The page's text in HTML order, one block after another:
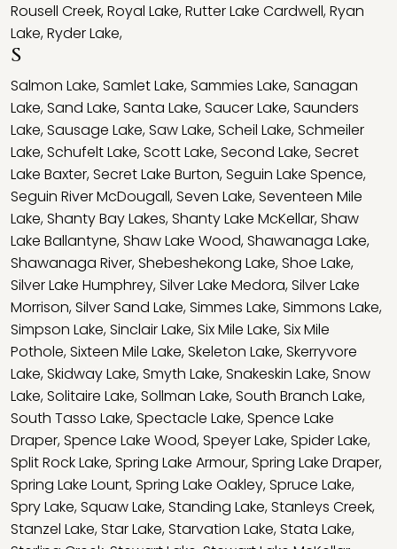
Rousell Creek,Royal Lake,Rutter Lake Cardwell,Ryan
Lake,Ryder Lake,
S
Salmon Lake,Samlet Lake,Sammies Lake,Sanagan
Lake,Sand Lake,Santa Lake,Saucer Lake,Saunders
Lake,Sausage Lake,Saw Lake,Scheil Lake,Schmeiler
Lake,Schufelt Lake,Scott Lake,Second Lake,Secret
Lake Baxter,Secret Lake Burton,Seguin Lake Spence,
Seguin River McDougall,Seven Lake,Seventeen Mile
Lake,Shanty Bay Lakes,Shanty Lake McKellar,Shaw
Lake Ballantyne,Shaw Lake Wood,Shawanaga Lake,
Shawanaga River,Shebeshekong Lake,Shoe Lake,
Silver Lake Humphrey,Silver Lake Medora,Silver Lake
Morrison,Silver Sand Lake,Simmes Lake,Simmons Lake,
Simpson Lake,Sinclair Lake,Six Mile Lake,Six Mile
Pothole,Sixteen Mile Lake,Skeleton Lake,Skerryvore
Lake,Skidway Lake,Smyth Lake,Snakeskin Lake,Snow
Lake,Solitaire Lake,Sollman Lake,South Branch Lake,
South Tasso Lake,Spectacle Lake,Spence Lake
Draper,Spence Lake Wood,Speyer Lake,Spider Lake,
Split Rock Lake,Spring Lake Armour,Spring Lake Draper,
Spring Lake Lount,Spring Lake Oakley,Spruce Lake,
Spry Lake,Squaw Lake,Standing Lake,Stanleys Creek,
Stanzel Lake,Star Lake,Starvation Lake,Stata Lake,